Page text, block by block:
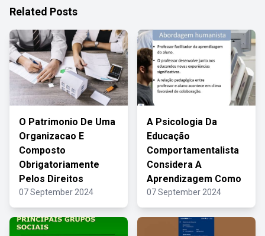
Related Posts
O Patrimonio De Uma
Organizacao E
Composto
Obrigatoriamente
Pelos Direitos
07 September 2024
A Psicologia Da
Educação
Comportamentalista
Considera A
Aprendizagem Como
07 September 2024